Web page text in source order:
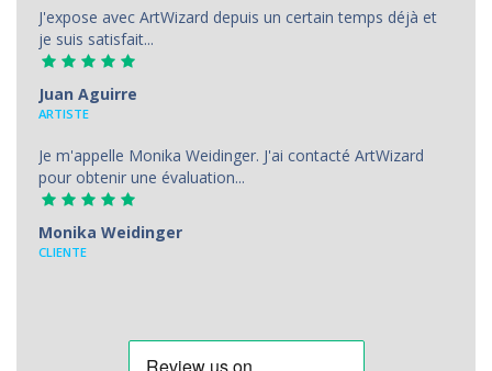
J'expose avec ArtWizard depuis un certain temps déjà et
je suis satisfait...
Juan Aguirre
АRTISTE
Je m'appelle Monika Weidinger. J'ai contacté ArtWizard
pour obtenir une évaluation...
Monika Weidinger
CLIENTE